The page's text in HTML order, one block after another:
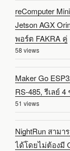
reComputer
Jetson AGX
พอร์ต FAKRA คู่
58 views
Maker Go
RS-485, รีเลย์
51 views
NightRun สามา
ได้โดยไม่ต้องมี